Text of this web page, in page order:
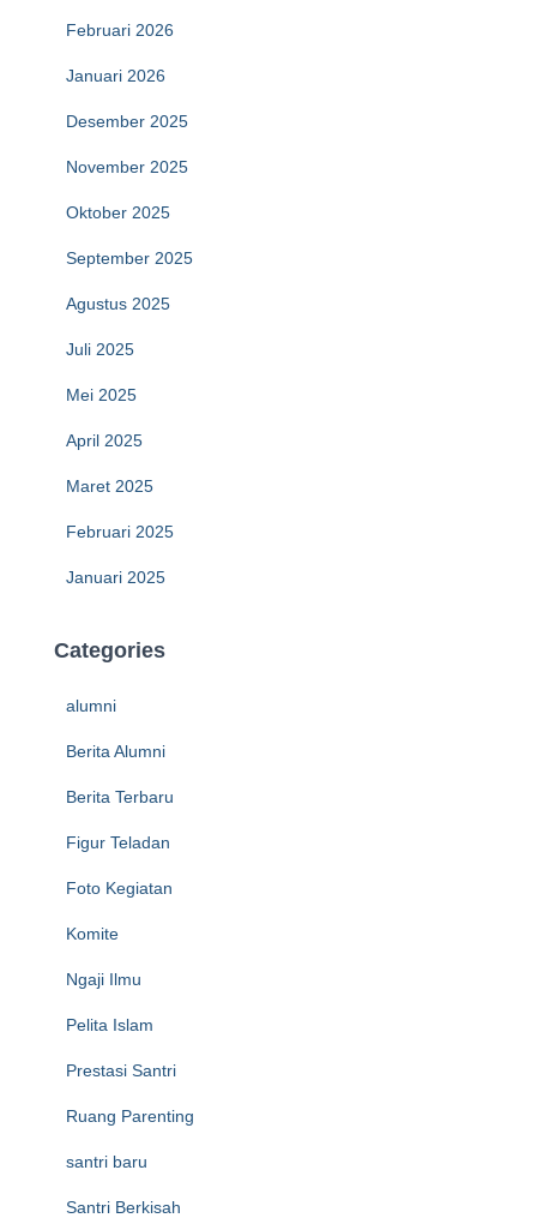
Februari 2026
Januari 2026
Desember 2025
November 2025
Oktober 2025
September 2025
Agustus 2025
Juli 2025
Mei 2025
April 2025
Maret 2025
Februari 2025
Januari 2025
Categories
alumni
Berita Alumni
Berita Terbaru
Figur Teladan
Foto Kegiatan
Komite
Ngaji Ilmu
Pelita Islam
Prestasi Santri
Ruang Parenting
santri baru
Santri Berkisah